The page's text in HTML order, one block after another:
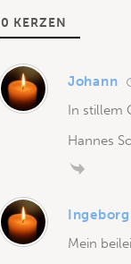
0 KERZEN
Johann
In stillem
Hannes
Mein